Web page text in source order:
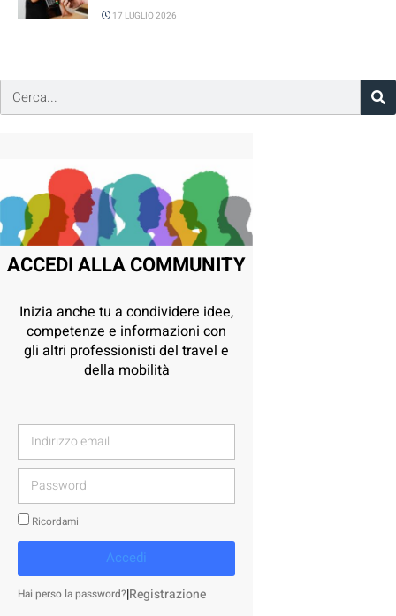
17 LUGLIO 2026
ACCEDI ALLA COMMUNITY
Inizia anche tu a condividere idee,
competenze e informazioni con
gli altri professionisti del travel e
della mobilità
Ricordami
Accedi
Hai perso la password?|Registrazione